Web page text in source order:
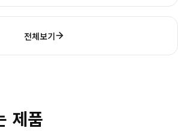
전체보기
제품